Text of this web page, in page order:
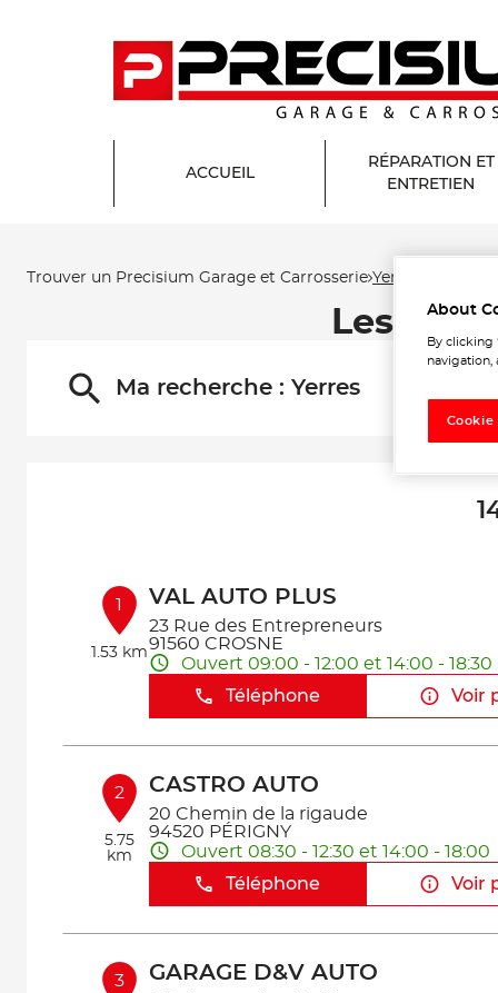
ACCUEIL
RÉPARATION ET
ENTRETIEN
Trouver un Precisium Garage et Carrosserie Yerres
Les
Ma recherche : Yerres
1
1.53 km
VAL AUTO PLUS
23 Rue des Entrepreneurs
91560 CROSNE
Ouvert 09:00 - 12:00 et 14:00 - 18:30
Téléphone
Voir
2
5.75
km
CASTRO AUTO
20 Chemin de la rigaude
94520 PÉRIGNY
Ouvert 08:30 - 12:30 et 14:00 - 18:00
Téléphone
Voir
3 GARAGE D&V AUTO
About
By clicking
navigation,